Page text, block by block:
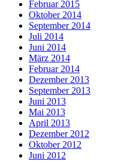
Februar 2015
Oktober 2014
September 2014
Juli 2014
Juni 2014
März 2014
Februar 2014
Dezember 2013
September 2013
Juni 2013
Mai 2013
April 2013
Dezember 2012
Oktober 2012
Juni 2012